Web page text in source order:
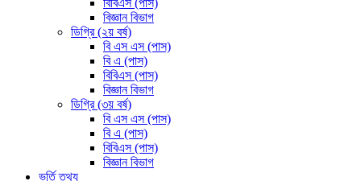
বিবিএস (পাস)
বিজ্ঞান বিভাগ
ডিগ্রি (২য় বর্ষ)
বি এস এস (পাস)
বি এ (পাস)
বিবিএস (পাস)
বিজ্ঞান বিভাগ
ডিগ্রি (৩য় বর্ষ)
বি এস এস (পাস)
বি এ (পাস)
বিবিএস (পাস)
বিজ্ঞান বিভাগ
ভর্তি তথ্য